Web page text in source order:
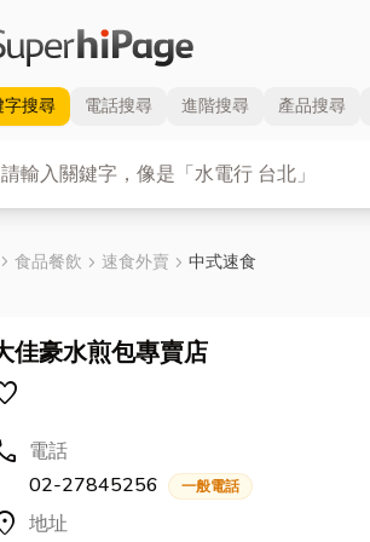
字搜尋 電話搜尋 進階搜尋 產品搜尋
chevron_right 首頁
食品餐飲 chevron_right 速食外賣 chevron_right 中式速食
佳豪水煎包專賣店
電話
02-27845256
一般電話
地址